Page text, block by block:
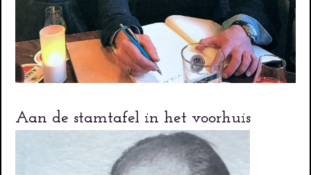
Aan de stamtafel in het voorhuis